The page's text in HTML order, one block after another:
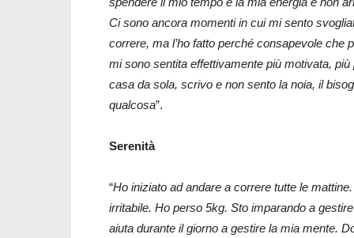
Ci sono ancora momenti in cui mi sento
correre, ma l’ho fatto perché consapevole
mi sono sentita effettivamente più motivata,
casa da sola, scrivo e non sento la noia, il
qualcosa”.
Serenità
“Ho iniziato ad andare a correre tutte le
irritabile. Ho perso 5kg. Sto imparando a
aiuta durante il giorno a gestire la mia mente.